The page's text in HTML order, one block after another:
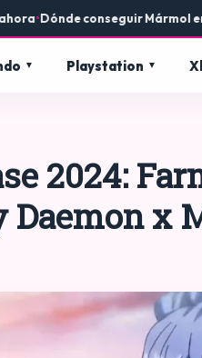
conseguir Mármol en
Playstation
2024:
Daemon x